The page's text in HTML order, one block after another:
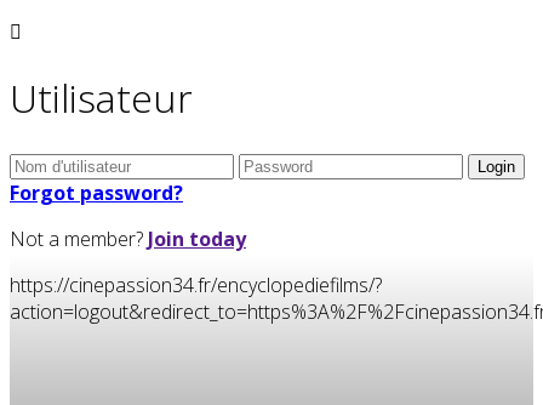
Utilisateur
Forgot password?
Not a member? Join today
https://cinepassion34.fr/encyclopediefilms/?